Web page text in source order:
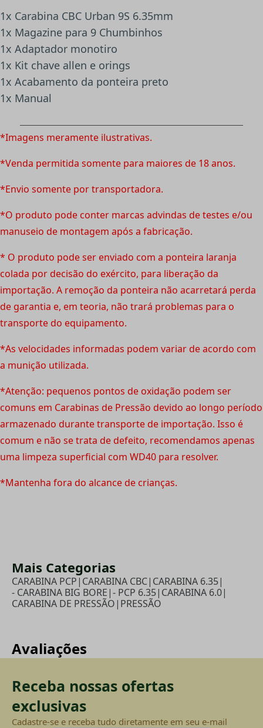
1x Carabina CBC Urban 9S 6.35mm
1x Magazine para 9 Chumbinhos
1x Adaptador monotiro
1x Kit chave allen e orings
1x Acabamento da ponteira preto
1x Manual
*Imagens meramente ilustrativas.
*Venda permitida somente para maiores de 18 anos.
*Envio somente por transportadora.
*O produto pode conter marcas advindas de testes e/ou
manuseio de montagem após a fabricação.
* O produto pode ser enviado com a ponteira laranja
colada por decisão do exército, para liberação da
importação. A remoção da ponteira não acarretará perda
de garantia e, em teoria, não trará problemas para o
transporte do equipamento.
*As velocidades informadas podem variar de acordo com
a munição utilizada.
*Atenção: pequenos pontos de oxidação podem ser
comuns em Carabinas de Pressão devido ao longo período
armazenado durante transporte de importação. Isso é
comum e não se trata de defeito, recomendamos apenas
uma limpeza superficial com WD40 para resolver.
*Mantenha fora do alcance de crianças.
Mais Categorias
CARABINA PCP| CARABINA CBC| CARABINA 6.35|
- CARABINA BIG BORE|- PCP 6.35| CARABINA 6.0|
CARABINA DE PRESSÃO| PRESSÃO
Avaliações
Receba nossas ofertas
exclusivas
Cadastre-se e receba tudo diretamente em seu e-mail